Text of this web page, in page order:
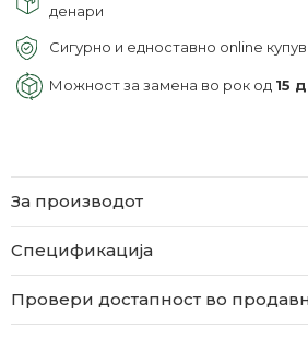
денари
Сигурно и едноставно online
Можност за замена во рок од 15
За производот
Спецификација
Провери достапност во